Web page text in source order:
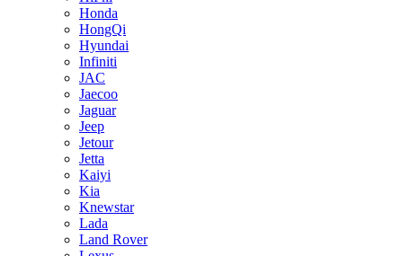
Honda
HongQi
Hyundai
Infiniti
JAC
Jaecoo
Jaguar
Jeep
Jetour
Jetta
Kaiyi
Kia
Knewstar
Lada
Land Rover